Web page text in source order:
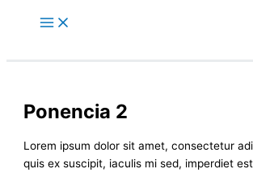
Ponencia 2
Lorem ipsum dolor sit amet, consectetur
quis ex suscipit, iaculis mi sed, imperdiet
h
f
o